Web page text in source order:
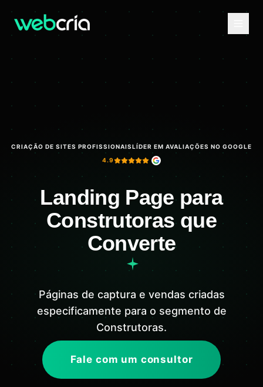
CRIAÇÃO DE SITES PROFISSIONAISLÍDER EM AVALIAÇÕES NO GOOGLE
4.9
Landing Page para
Construtoras que
Converte
Páginas de captura e vendas criadas
especificamente para o segmento de
Construtoras.
Fale com um consultor